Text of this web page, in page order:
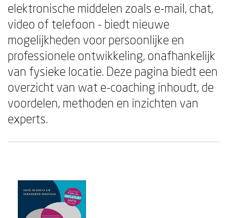
elektronische middelen zoals e-mail, chat,
video of telefoon - biedt nieuwe
mogelijkheden voor persoonlijke en
professionele ontwikkeling, onafhankelijk
van fysieke locatie. Deze pagina biedt een
overzicht van wat e-coaching inhoudt, de
voordelen, methoden en inzichten van
experts.